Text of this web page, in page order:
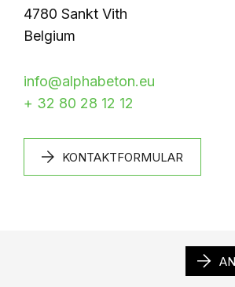
4780 Sankt Vith
Belgium
info@alphabeton.eu
+ 32 80 28 12 12
KONTAKTFORMULAR